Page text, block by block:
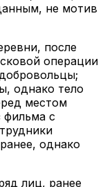
не мотив
после
операции
однако тело
местом
фильма с
однако
лиц, ранее